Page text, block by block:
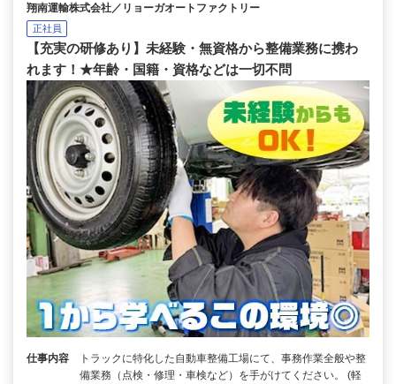
翔南運輸株式会社／リョーガオートファクトリー
正社員
【充実の研修あり】未経験・無資格から整備業務に携わ
れます！★年齢・国籍・資格などは一切不問
仕事内容
トラックに特化した自動車整備工場にて、事務作業全般や整
備業務（点検・修理・車検など）を手がけてください。 (軽